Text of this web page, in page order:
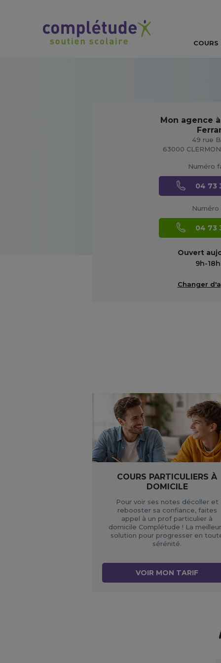
COURS
Mon agence
49 rue
63000
Numéro
04 73
04 73
Ouvert
9h-18h
Changer
COURS PARTICULIERS À
DOMICILE
Pour voir ses notes décoller et
rebooster sa confiance, faites
appel à un prof particulier à
domicile Complétude ! La
solution pour progresser en
sérénité.
VOIR MON TARIF